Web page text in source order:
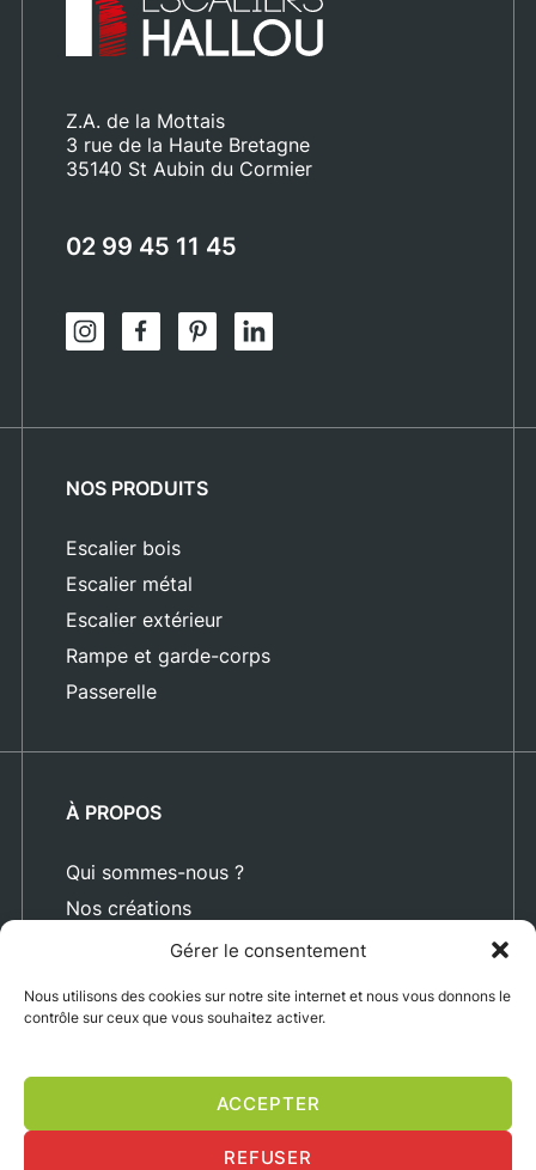
Gérer le consentement
Nous utilisons des cookies sur notre site internet et nous vous donnons le
contrôle sur ceux que vous souhaitez activer.
ACCEPTER
REFUSER
Z.A. de la Mottais
3 rue de la Haute Bretagne
35140 St Aubin du Cormier
02 99 45 11 45
NOS PRODUITS
Escalier bois
Escalier métal
Escalier extérieur
Rampe et garde-corps
Passerelle
À PROPOS
Qui sommes-nous ?
Nos créations
Nous rejoindre
Politique de confidentialité